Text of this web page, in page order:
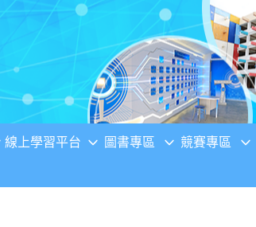
線上學習平台 圖書專區 競賽專區